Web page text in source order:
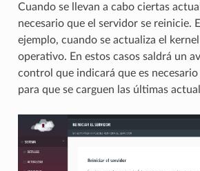
Cuando se llevan a cabo ciertas
necesario que el servidor se reinicie.
ejemplo, cuando se actualiza el
operativo. En estos casos saldrá un
control que indicará que es
para que se carguen las últimas